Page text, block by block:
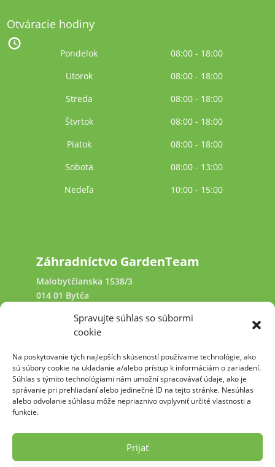
Spravujte súhlas so súbormi
cookie
Na poskytovanie tých najlepších skúseností používame technológie, ako
sú súbory cookie na ukladanie a/alebo prístup k informáciám o zariadení.
Súhlas s týmito technológiami nám umožní spracovávať údaje, ako je
správanie pri prehliadaní alebo jedinečné ID na tejto stránke. Nesúhlas
alebo odvolanie súhlasu môže nepriaznivo ovplyvniť určité vlastnosti a
funkcie.
Prijať
Otváracie hodiny
Pondelok
08:00 - 18:00
Utorok
08:00 - 18:00
Streda
08:00 - 18:00
Štvrtok
08:00 - 18:00
Piatok
08:00 - 18:00
Sobota
08:00 - 13:00
Nedeľa
10:00 - 15:00
Záhradníctvo GardenTeam
Malobytčianska 1538/3
014 01 Bytča
+421 940 641 231
kamennysvet@garden-team.sk
kamennysvet.sk vytvoril: PECREA.com